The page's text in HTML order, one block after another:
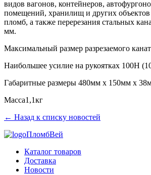
видов вагонов, контейнеров,
помещений, хранилищ и других
пломб, а также перерезания стальных
мм.
Максимальный размер разрезаемого
Наибольшее усилие на рукоятках 100Н
Габаритные размеры 480мм х 150мм х
Масса1,1кг
← Назад к списку новостей
ПломбВей
Каталог товаров
Доставка
Новости